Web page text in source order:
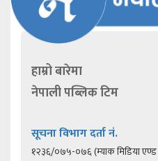
हाम्रो बारेमा
नेपाली पब्लिक टिम
सूचना विभाग दर्ता नं.
१२३६/०७५-०७६ (म्याक मिडिया एण्ड